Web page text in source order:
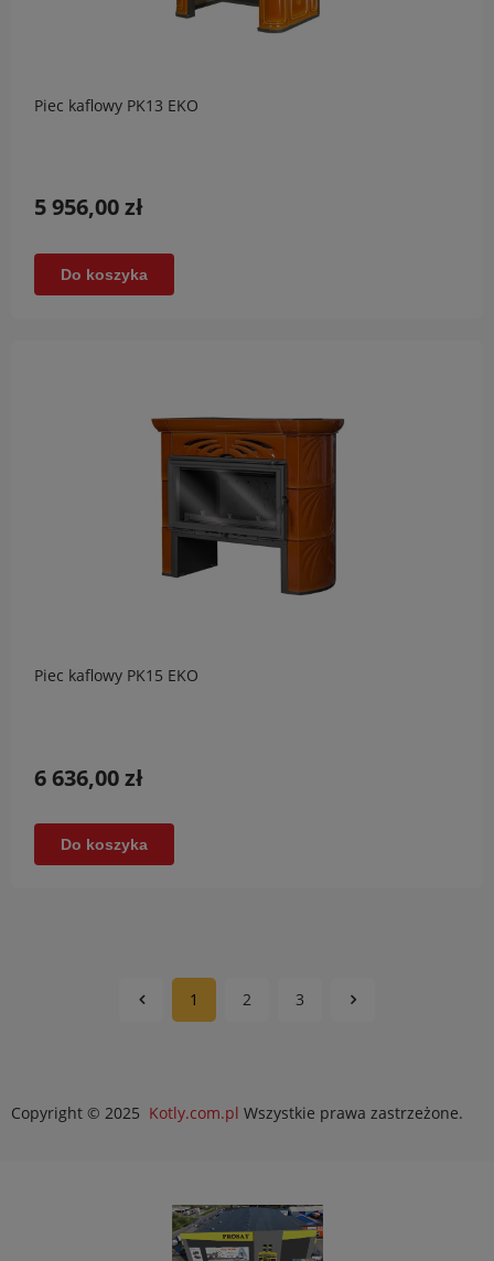
Piec kaflowy PK13 EKO
5 956,00 zł
Do koszyka
Piec kaflowy PK15 EKO
6 636,00 zł
Do koszyka
1 2 3
Copyright © 2025 Kotly.com.pl Wszystkie prawa zastrzeżone.